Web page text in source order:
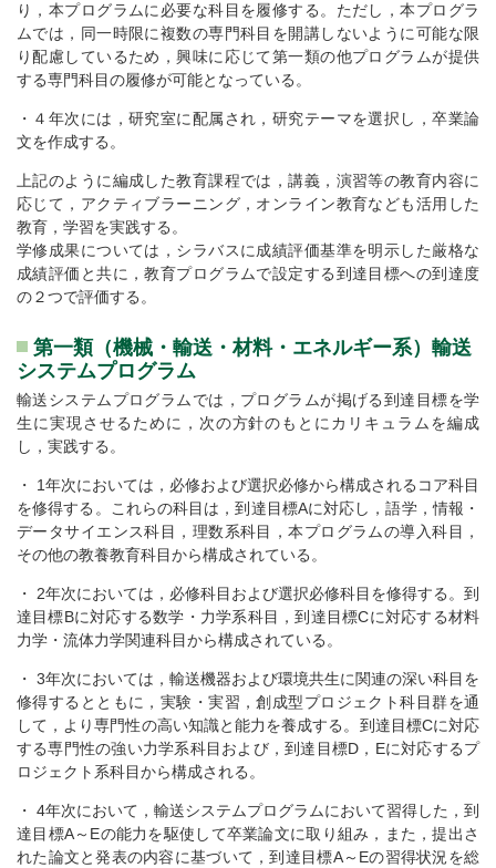
り，本プログラムに必要な科目を履修する。ただし，本プログラ
ムでは，同一時限に複数の専門科目を開講しないように可能な限
り配慮しているため，興味に応じて第一類の他プログラムが提供
する専門科目の履修が可能となっている。
・４年次には，研究室に配属され，研究テーマを選択し，卒業論
文を作成する。
上記のように編成した教育課程では，講義，演習等の教育内容に
応じて，アクティブラーニング，オンライン教育なども活用した
教育，学習を実践する。
学修成果については，シラバスに成績評価基準を明示した厳格な
成績評価と共に，教育プログラムで設定する到達目標への到達度
の２つで評価する。
第一類（機械・輸送・材料・エネルギー系）輸送
システムプログラム
輸送システムプログラムでは，プログラムが掲げる到達目標を学
生に実現させるために，次の方針のもとにカリキュラムを編成
し，実践する。
・ 1年次においては，必修および選択必修から構成されるコア科目
を修得する。これらの科目は，到達目標Aに対応し，語学，情報・
データサイエンス科目，理数系科目，本プログラムの導入科目，
その他の教養教育科目から構成されている。
・ 2年次においては，必修科目および選択必修科目を修得する。到
達目標Bに対応する数学・力学系科目，到達目標Cに対応する材料
力学・流体力学関連科目から構成されている。
・ 3年次においては，輸送機器および環境共生に関連の深い科目を
修得するとともに，実験・実習，創成型プロジェクト科目群を通
して，より専門性の高い知識と能力を養成する。到達目標Cに対応
する専門性の強い力学系科目および，到達目標D，Eに対応するプ
ロジェクト系科目から構成される。
・ 4年次において，輸送システムプログラムにおいて習得した，到
達目標A～Eの能力を駆使して卒業論文に取り組み，また，提出さ
れた論文と発表の内容に基づいて，到達目標A～Eの習得状況を総